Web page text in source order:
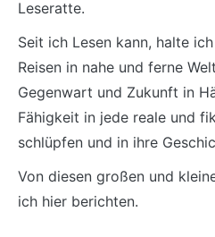
Leseratte.
Seit ich Lesen kann, halte
Reisen in nahe und ferne
Gegenwart und Zukunft in
Fähigkeit in jede reale und
schlüpfen und in ihre
Von diesen großen und
ich hier berichten.